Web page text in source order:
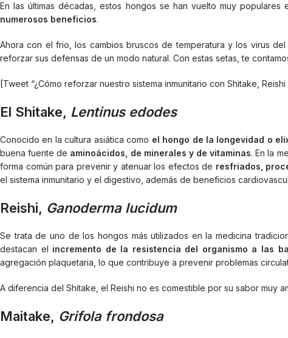
En las últimas décadas, estos hongos se han vuelto muy
numerosos beneficios.
Ahora con el frio, los cambios bruscos de temperatura y los virus
reforzar sus defensas de un modo natural. Con estas setas, te
[Tweet “¿Cómo reforzar nuestro sistema inmunitario con Shitake, Reishi
El Shitake, Lentinus edodes
Conocido en la cultura asiática como el hongo de la longevidad o
buena fuente de aminoácidos, de minerales y de vitaminas. En la
forma común para prevenir y atenuar los efectos de resfriados,
el sistema inmunitario y el digestivo, además de beneficios
Reishi, Ganoderma lucidum
Se trata de uno de los hongos más utilizados en la medicina
destacan el incremento de la resistencia del organismo a las
agregación plaquetaria, lo que contribuye a prevenir problemas
A diferencia del Shitake, el Reishi no es comestible por su sabor muy
Maitake, Grifola frondosa